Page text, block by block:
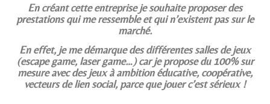
En créant cette entreprise je souhaite proposer des
prestations qui me ressemble et qui n’existent pas sur le
marché.
En effet, je me démarque des différentes salles de jeux
(escape game, laser game…) car je propose du 100% sur
mesure avec des jeux à ambition éducative, coopérative,
vecteurs de lien social, parce que jouer c’est sérieux !